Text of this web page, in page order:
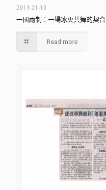
2019-01-19
一國兩制：一場冰火共舞的契合
Read more